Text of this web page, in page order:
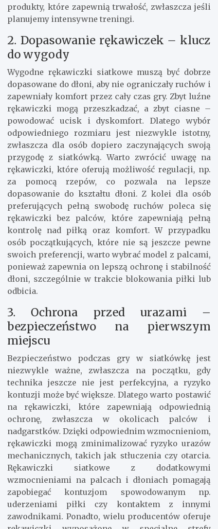
produkty, które zapewnią trwałość, zwłaszcza jeśli
planujemy intensywne treningi.
2. Dopasowanie rękawiczek – klucz
do wygody
Wygodne rękawiczki siatkowe muszą być dobrze
dopasowane do dłoni, aby nie ograniczały ruchów i
zapewniały komfort przez cały czas gry. Zbyt luźne
rękawiczki mogą przeszkadzać, a zbyt ciasne –
powodować ucisk i dyskomfort. Dlatego wybór
odpowiedniego rozmiaru jest niezwykle istotny,
zwłaszcza dla osób dopiero zaczynających swoją
przygodę z siatkówką. Warto zwrócić uwagę na
rękawiczki, które oferują możliwość regulacji, np.
za pomocą rzepów, co pozwala na lepsze
dopasowanie do kształtu dłoni. Z kolei dla osób
preferujących pełną swobodę ruchów poleca się
rękawiczki bez palców, które zapewniają pełną
kontrolę nad piłką oraz komfort. W przypadku
osób początkujących, które nie są jeszcze pewne
swoich preferencji, warto wybrać model z palcami,
ponieważ zapewnia on lepszą ochronę i stabilność
dłoni, szczególnie w trakcie blokowania piłki lub
odbicia.
3. Ochrona przed urazami –
bezpieczeństwo na pierwszym
miejscu
Bezpieczeństwo podczas gry w siatkówkę jest
niezwykle ważne, zwłaszcza na początku, gdy
technika jeszcze nie jest perfekcyjna, a ryzyko
kontuzji może być większe. Dlatego warto postawić
na rękawiczki, które zapewniają odpowiednią
ochronę, zwłaszcza w okolicach palców i
nadgarstków. Dzięki odpowiednim wzmocnieniom,
rękawiczki mogą zminimalizować ryzyko urazów
mechanicznych, takich jak stłuczenia czy otarcia.
Rękawiczki siatkowe z dodatkowymi
wzmocnieniami na palcach i dłoniach pomagają
zapobiegać kontuzjom spowodowanym np.
uderzeniami piłki czy kontaktem z innymi
zawodnikami. Ponadto, wielu producentów oferuje